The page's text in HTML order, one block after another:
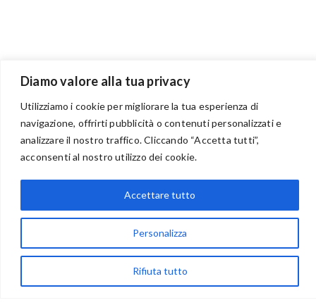
Diamo valore alla tua privacy
Utilizziamo i cookie per migliorare la tua esperienza di
navigazione, offrirti pubblicità o contenuti personalizzati e
analizzare il nostro traffico. Cliccando “Accetta tutti”,
acconsenti al nostro utilizzo dei cookie.
Personalizza
Rifiuta tutto
Accettare tutto
BENVENUTI NEL PORTALE RIVENDITORI
83024 Monteforte Irpino (AV)
info@ideepercreare.it